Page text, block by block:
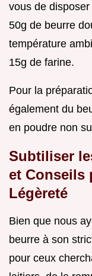
vous de
50g de beurre
température
15g de farine.
Pour la
également du
en poudre non
Subtiliser
et Conseils
Légèreté
Bien que nous
beurre à son
pour ceux